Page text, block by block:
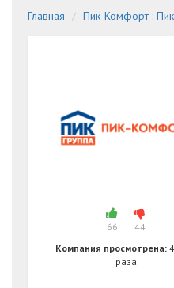
Главная Пик-Комфорт :
66
44
Компания просмотрена:
раза